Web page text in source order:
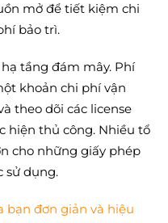
mở để tiết kiệm chi
bảo trì.
tầng đám mây. Phí
khoản chi phí vận
theo dõi các license
hiện thủ công. Nhiều tổ
cho những giấy phép
sử dụng.
bạn đơn giản và hiệu